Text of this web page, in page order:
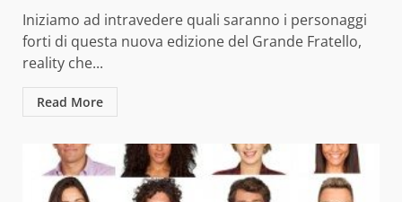
Iniziamo ad intravedere quali saranno i personaggi
forti di questa nuova edizione del Grande Fratello,
reality che...
Read More